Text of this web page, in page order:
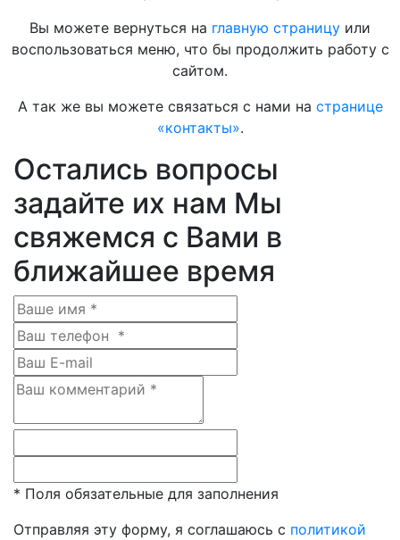
Вы можете вернуться на главную страницу или
воспользоваться меню, что бы продолжить работу с
сайтом.
А так же вы можете связаться с нами на странице
«контакты».
Остались вопросы
задайте их нам Мы
свяжемся с Вами в
ближайшее время
* Поля обязательные для заполнения
Отправляя эту форму, я соглашаюсь с политикой